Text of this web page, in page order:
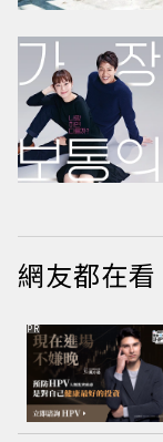
網友都在看
PR